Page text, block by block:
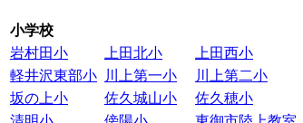
小学校
岩村田小
上田北小 上田西小
軽井沢東部小
川上第一小 川上第二小
坂の上小
佐久城山小 佐久穂小